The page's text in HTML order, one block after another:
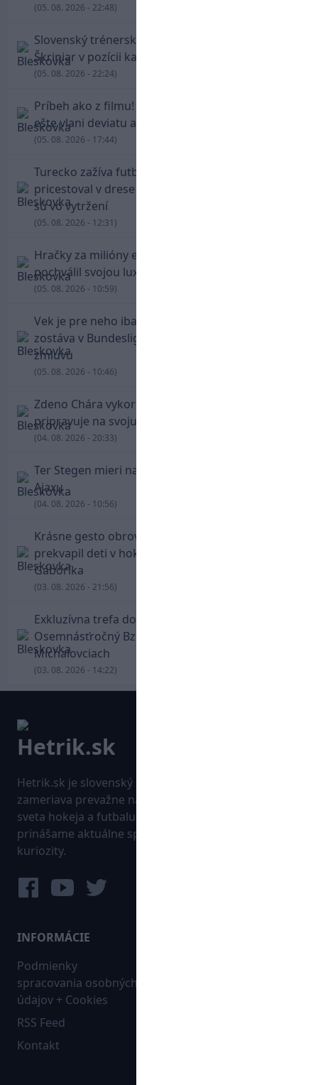
(05. 08. 2026 - 22:48)
Slovenský trénerský súboj pre Borbélyho,
Škriniar v pozícii kapitána potiahol Fenerbahce
(05. 08. 2026 - 22:24)
Príbeh ako z filmu! Hrdina Slovana Kianga hral
ešte vlani deviatu anglickú ligu
(05. 08. 2026 - 17:44)
Turecko zažíva futbalové šialenstvo! Salah
pricestoval v drese Trabzonsporu, fanúšikovia
sú vo vytržení
(05. 08. 2026 - 12:31)
Hračky za milióny eur! Cristiano Ronaldo sa
pochválil svojou luxusnou zbierkou áut
(05. 08. 2026 - 10:59)
Vek je pre neho iba číslo! Štyridsaťročný Džeko
zostáva v Bundeslige, so Schalke predĺžil
zmluvu
(05. 08. 2026 - 10:46)
Zdeno Chára vykorčuľoval na ľad! V Trenčíne sa
pripravuje na svoju blížiacu sa rozlúčku
(04. 08. 2026 - 20:33)
Ter Stegen mieri na hosťovanie do slávneho
Ajaxu
(04. 08. 2026 - 10:56)
Krásne gesto obrovskej legendy. Chára
prekvapil deti v hokejovej škole Mariána
Gáboríka
(03. 08. 2026 - 21:56)
Exkluzívna trefa do vinkla v hodine dvanástej!
Osemnásťročný Bzdyl zariadil triumf Žiliny v
Michalovciach
(03. 08. 2026 - 14:22)
Hetrik.sk je slovenský športový portál, ktorý sa
zameriava prevažne na najnovšie informácie zo
sveta hokeja a futbalu. Pravidelne na dennej báze
prinášame aktuálne správy, góly, zaujímavosti a
kuriozity.
INFORMÁCIE
Podmienky
spracovania osobných
údajov + Cookies
RSS Feed
Kontakt